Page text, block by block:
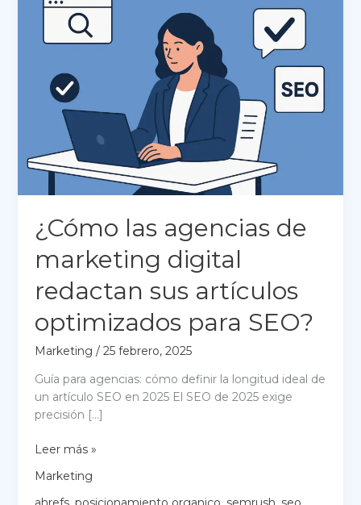
¿Cómo las agencias de
marketing digital
redactan sus artículos
optimizados para SEO?
Marketing / 25 febrero, 2025
Guía para agencias: cómo definir la longitud ideal de
un artículo SEO en 2025 El SEO de 2025 exige
precisión […]
¿Cómo
agencias
de
Leer más »
Marketing